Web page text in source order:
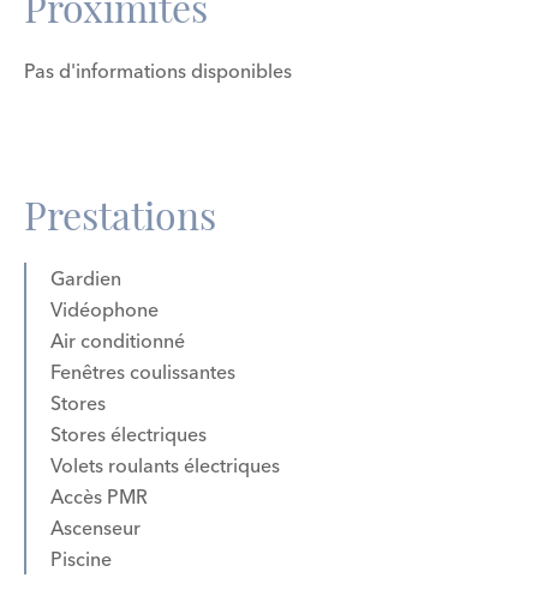
Pas d'informations disponibles
Prestations
Gardien
Vidéophone
Air conditionné
Fenêtres coulissantes
Stores
Stores électriques
Volets roulants électriques
Accès PMR
Ascenseur
Piscine